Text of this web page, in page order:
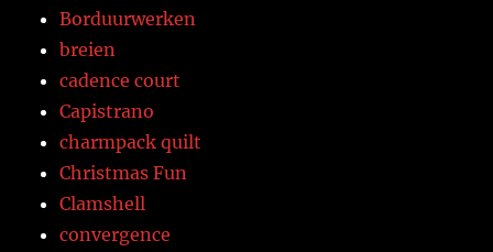
Borduurwerken
breien
cadence court
Capistrano
charmpack quilt
Christmas Fun
Clamshell
convergence